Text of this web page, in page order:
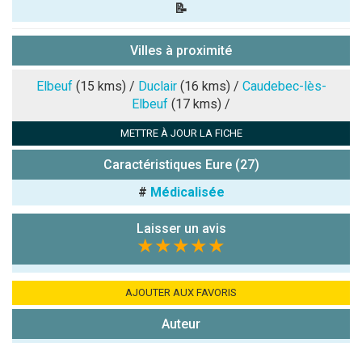
📝
Note que vous souhaitez attribuer :
Antispam -
chiffres) :
Avis sur
Villes à proximité
Elbeuf(15 kms) / Duclair(16 kms) / Caudebec-lès-
Elbeuf (17 kms) /
METTRE À JOUR LA FICHE
Caractéristiques Eure (27)
# Médicalisée
Laisser un avis
★★★★★
AJOUTER AUX FAVORIS
Auteur